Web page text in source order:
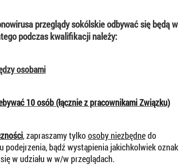
przeglądy sokólskie odbywać się będą w
podczas kwalifikacji należy:
osobami
10 osób (łącznie z pracownikami Związku)
, zapraszamy tylko osoby niezbędnedo
podejrzenia, bądź wystąpienia jakichkolwiek oznak
w udziału w w/w przeglądach.